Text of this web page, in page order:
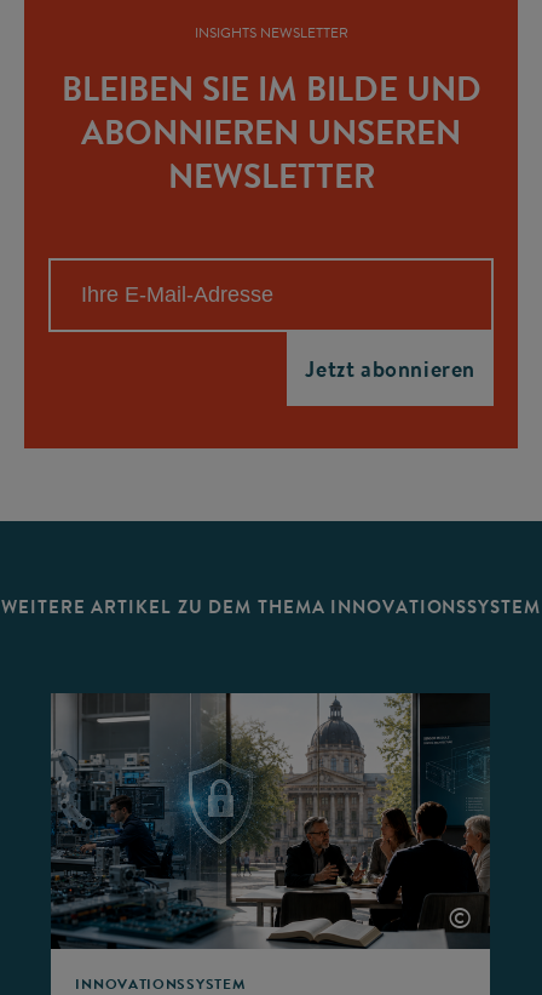
INSIGHTS NEWSLETTER
BLEIBEN SIE IM BILDE UND
ABONNIEREN UNSEREN
NEWSLETTER
WEITERE ARTIKEL ZU DEM THEMA INNOVATIONSSYSTEM
INNOVATIONSSYSTEM
©